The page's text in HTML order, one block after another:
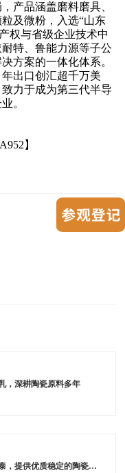
，深耕陶瓷原料多年
展商快讯｜嘉泰，提供优质稳定的陶瓷原料
产品涵盖磨料磨具、
及微粉，入选“山东
权与省级企业技术中
特、鲁能力源等子公
方案的一体化体系。
出口创汇超千万美
力于成为第三代半导
。
】